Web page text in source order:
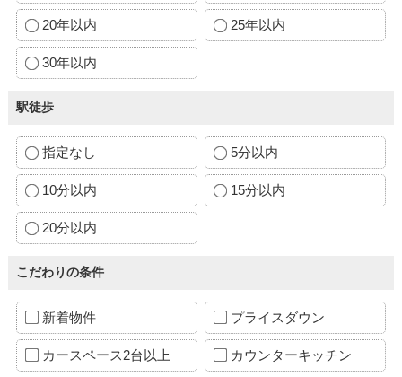
20年以内 25年以内
30年以内
駅徒歩
指定なし 5分以内
10分以内 15分以内
20分以内
こだわりの条件
新着物件 プライスダウン
カースペース2台以上 カウンターキッチン